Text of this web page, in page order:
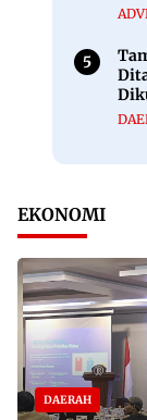
EKONOMI
DAERAH